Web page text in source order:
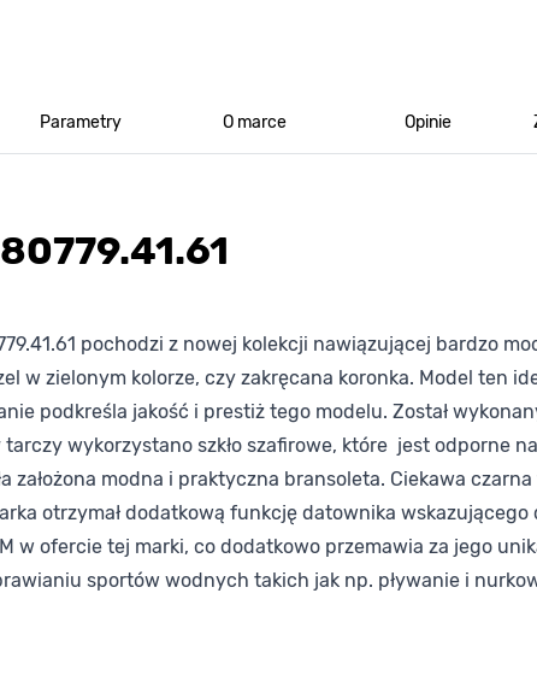
Parametry O marce Opinie
pochodzi z nowej kolekcji nawiązującej bardzo
w zielonym kolorze, czy zakręcana koronka. Model ten
podkreśla jakość i prestiż tego modelu. Został
wykorzystano szkło szafirowe, które jest odporne
założona modna i praktyczna bransoleta. Ciekawa
otrzymał dodatkową funkcję datownika
ofercie tej marki, co dodatkowo przemawia za jego
sportów wodnych takich jak np. pływanie i